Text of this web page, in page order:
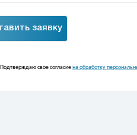
Подтверждаю свое согласиена обработку